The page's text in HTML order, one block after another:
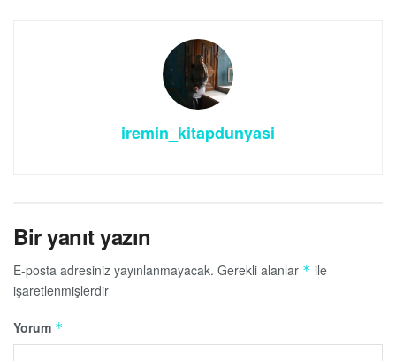
iremin_kitapdunyasi
Bir yanıt yazın
E-posta adresiniz yayınlanmayacak. Gerekli alanlar * ile
işaretlenmişlerdir
Yorum *